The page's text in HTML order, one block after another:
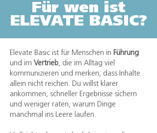
Für wen ist
ELEVATE BASIC?
Elevate Basic ist für Menschen in Führung
und im Vertrieb, die im Alltag viel
kommunizieren und merken, dass Inhalte
allein nicht reichen. Du willst klarer
ankommen, schneller Ergebnisse sichern
und weniger raten, warum Dinge
manchmal ins Leere laufen.